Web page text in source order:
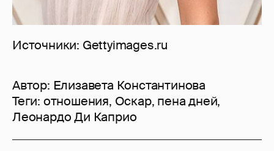
Источники: Gettyimages.ru
Автор: Елизавета Константинова
Теги: отношения, Оскар, пена дней,
Леонардо Ди Каприо